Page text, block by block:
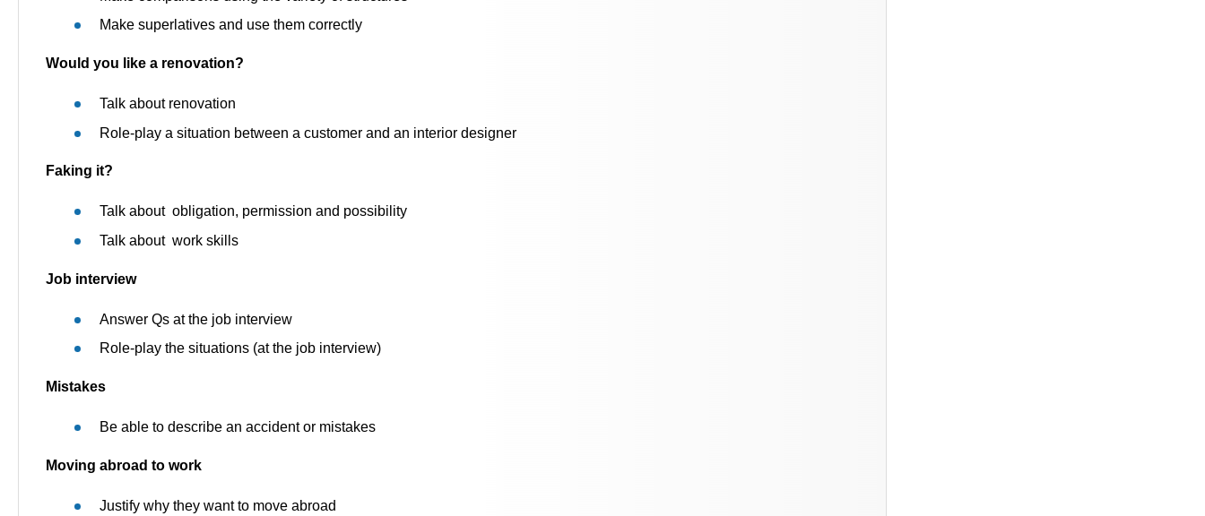
Make superlatives and use them correctly
Would you like a renovation?
Talk about renovation
Role-play a situation between a customer and an interior designer
Faking it?
Talk about obligation, permission and possibility
Talk about work skills
Job interview
Answer Qs at the job interview
Role-play the situations (at the job interview)
Mistakes
Be able to describe an accident or mistakes
Moving abroad to work
Justify why they want to move abroad